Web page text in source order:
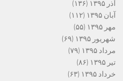
آذر ۱۳۹۵
(۱۳۶)
آبان ۱۳۹۵
(۱۱۲)
مهر ۱۳۹۵
(۵۵)
شهریور ۱۳۹۵
(۶۹)
مرداد ۱۳۹۵
(۷۹)
تیر ۱۳۹۵
(۸۶)
خرداد ۱۳۹۵
(۶۳)